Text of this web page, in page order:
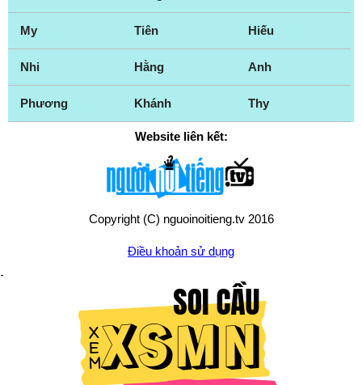
My Tiên Hiếu
Nhi Hằng Anh
Phương Khánh Thy
Website liên kết:
Copyright (C) nguoinoitieng.tv 2016
Điều khoản sử dụng
Chính sách quyền riêng tư